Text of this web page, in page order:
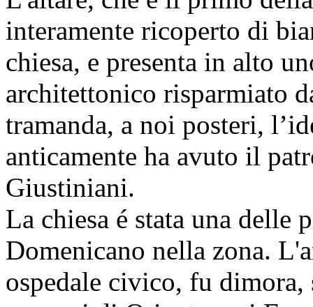
interamente ricoperto di
chiesa, e presenta in alto
architettonico risparmiato
tramanda, a noi posteri,
anticamente ha avuto il
Giustiniani.
La chiesa é stata una
Domenicano nella zona.
ospedale civico, fu